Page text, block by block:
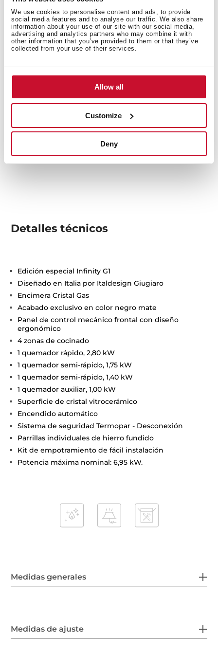
We use cookies to personalise content and ads, to provide
social media features and to analyse our traffic. We also share
information about your use of our site with our social media,
advertising and analytics partners who may combine it with
other information that you’ve provided to them or that they’ve
collected from your use of their services.
Allow all
Customize
Deny
de Diseño de Producto y el Premio Internacional de
Diseño.
Detalles técnicos
Edición especial Infinity G1
Diseñado en Italia por Italdesign Giugiaro
Encimera Cristal Gas
Acabado exclusivo en color negro mate
Panel de control mecánico frontal con diseño
ergonómico
4 zonas de cocinado
1 quemador rápido, 2,80 kW
1 quemador semi-rápido, 1,75 kW
1 quemador semi-rápido, 1,40 kW
1 quemador auxiliar, 1,00 kW
Superficie de cristal vitrocerámico
Encendido automático
Sistema de seguridad Termopar - Desconexión
Parrillas individuales de hierro fundido
Kit de empotramiento de fácil instalación
Potencia máxima nominal: 6,95 kW.
Medidas generales
Medidas de ajuste